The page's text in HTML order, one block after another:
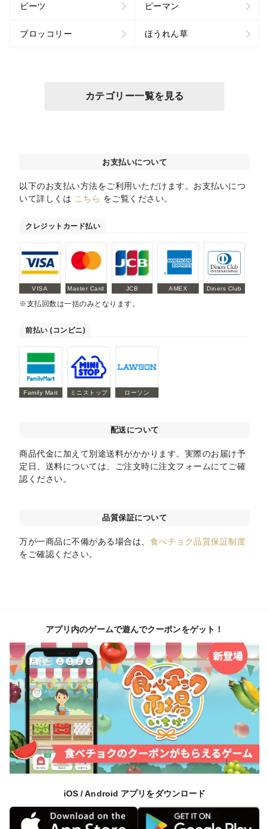
ビーツ ピーマン
ブロッコリー ほうれん草
カテゴリー一覧を見る
お支払いについて
以下のお支払い方法をご利用いただけます。お支払いにつ
いて詳しくは こちら をご覧ください。
クレジットカード払い
VISA Master Card JCB AMEX Diners Club
※支払回数は一括のみとなります。
前払い (コンビニ)
Family Mart ミニストップ ローソン
配送について
商品代金に加えて別途送料がかかります。実際のお届け予
定日、送料については、ご注文時に注文フォームにてご確
認ください。
品質保証について
万が一商品に不備がある場合は、 食べチョク品質保証制度
をご確認ください。
アプリ内のゲームで遊んでクーポンをゲット！
iOS / Android アプリをダウンロード